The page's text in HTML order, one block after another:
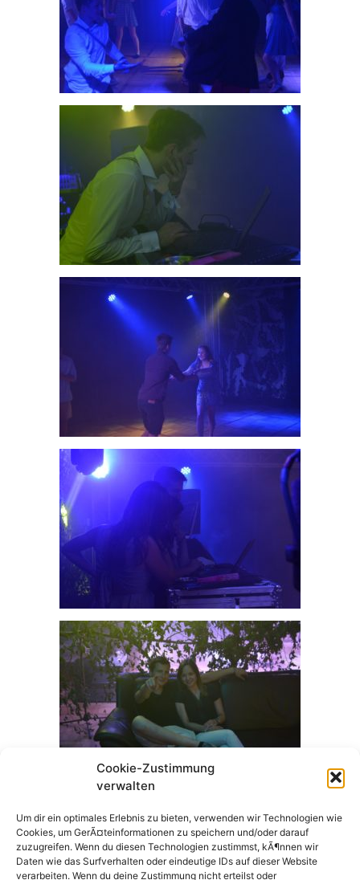
Cookie-Zustimmung
verwalten
Um dir ein optimales Erlebnis zu bieten, verwenden wir Technologien wie
Cookies, um GerÃ¤teinformationen zu speichern und/oder darauf
zuzugreifen. Wenn du diesen Technologien zustimmst, kÃ¶nnen wir
Daten wie das Surfverhalten oder eindeutige IDs auf dieser Website
verarbeiten. Wenn du deine Zustimmung nicht erteilst oder